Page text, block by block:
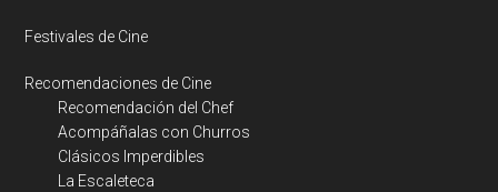
Festivales de Cine
Recomendaciones de Cine
Recomendación del Chef
Acompáñalas con Churros
Clásicos Imperdibles
La Escaleteca